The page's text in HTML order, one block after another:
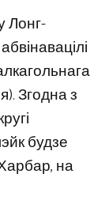
Лонг-
Згодна з
будзе
на